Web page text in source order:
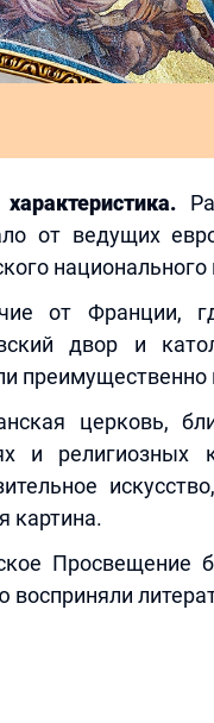
от ведущих
национального
от Франции,
двор и
преимущественно
церковь,
и религиозных
картина.
Просвещение
восприняли